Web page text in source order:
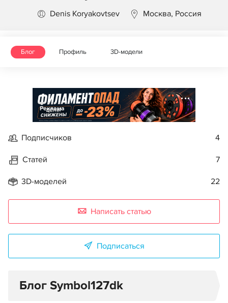
Denis Koryakovtsev Москва, Россия
Блог Профиль 3D-модели
Реклама
Подписчиков 4
Статей 7
3D-моделей 22
Написать статью
Подписаться
Блог Symbol127dk